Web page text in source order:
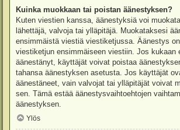
Kuinka muokkaan tai poistan äänestyksen?
Kuten viestien kanssa, äänestyksiä voi
lähettäjä, valvoja tai ylläpitäjä. Muokataksesi
ensimmäistä viestiä viestiketjussa. Äänestys
viestiketjun ensimmäiseen viestiin. Jos kukaan
äänestänyt, käyttäjät voivat poistaa
tahansa äänestyksen asetusta. Jos käyttäjät
äänestäneet, vain valvojat tai ylläpitäjät voivat
sen. Tämä estää äänestysvaihtoehtojen
äänestyksen.
Ylös